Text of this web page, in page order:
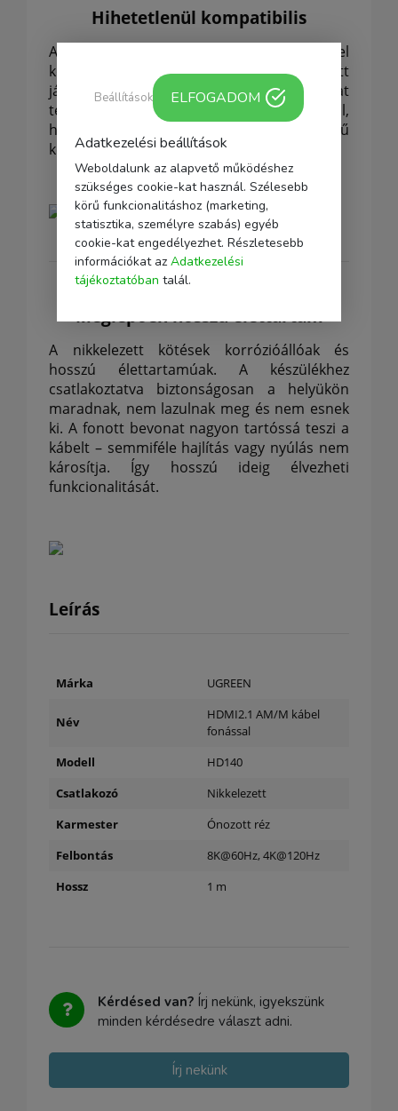
Hihetetlenül kompatibilis
A termék sokféle eszközzel
kompatibilis.
Segítségével többek között
játékkonzolt vagy laptopot csatlakoztathat
tévéhez vagy projektorhoz.
Függetlenül attól,
hogy milyen berendezést használ, nagyszerű
képminőséget élvezhet a nagy képernyőn.
A nikkelezett kötések korrózióállóak és
hosszú élettartamúak. A készülékhez
csatlakoztatva biztonságosan a helyükön
maradnak, nem lazulnak meg és nem esnek
ki. A fonott bevonat nagyon tartóssá teszi a
kábelt – semmiféle hajlítás vagy nyúlás nem
károsítja. Így hosszú ideig élvezheti
funkcionalitását.
Leírás
Márka UGREEN
Név
HDMI2.1 AM/M kábel
fonással
Modell
HD140
Csatlakozó
Nikkelezett
Karmester
Ónozott réz
Felbontás
8K@60Hz, 4K@120Hz
Hossz
1 m
Kérdésed van? Írj nekünk, igyekszünk
minden kérdésedre választ adni.
Írj nekünk
Adatkezelési beállítások
Weboldalunk az alapvető működéshez
szükséges cookie-kat használ. Szélesebb
körű funkcionalitáshoz (marketing,
statisztika, személyre szabás) egyéb
cookie-kat engedélyezhet. Részletesebb
információkat az Adatkezelési
tájékoztatóban talál.
Beállítások ELFOGADOM